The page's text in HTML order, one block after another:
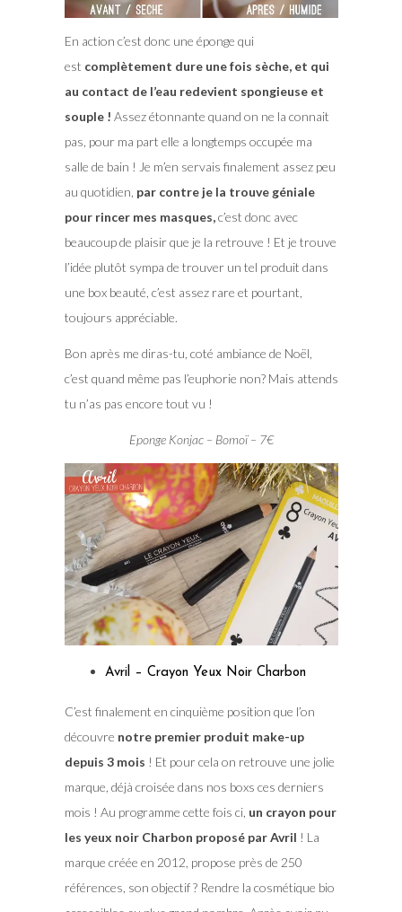
En action c’est donc une éponge qui
est complètement dure une fois sèche, et qui
au contact de l’eau redevient spongieuse et
souple ! Assez étonnante quand on ne la connait
pas, pour ma part elle a longtemps occupée ma
salle de bain ! Je m’en servais finalement assez peu
au quotidien, par contre je la trouve géniale
pour rincer mes masques,c’est donc avec
beaucoup de plaisir que je la retrouve ! Et je trouve
l’idée plutôt sympa de trouver un tel produit dans
une box beauté, c’est assez rare et pourtant,
toujours appréciable.
Bon après me diras-tu, coté ambiance de Noël,
c’est quand même pas l’euphorie non? Mais attends
tu n’as pas encore tout vu !
Eponge Konjac – Bomoï – 7€
Avril – Crayon Yeux Noir Charbon
C’est finalement en cinquième position que l’on
découvre notre premier produit make-up
depuis 3 mois ! Et pour cela on retrouve une jolie
marque, déjà croisée dans nos boxs ces derniers
mois ! Au programme cette fois ci, un crayon pour
les yeux noir Charbon proposé par Avril ! La
marque créée en 2012, propose près de 250
références, son objectif ? Rendre la cosmétique bio